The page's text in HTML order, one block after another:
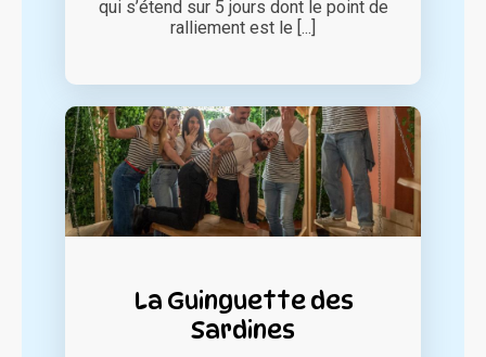
qui s’étend sur 5 jours dont le point de
ralliement est le [...]
La Guinguette des
Sardines